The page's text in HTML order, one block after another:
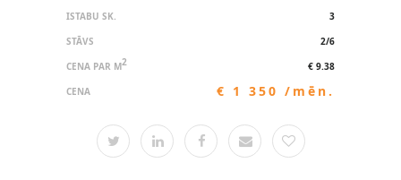
ISTABU SK.
3
STĀVS
2/6
CENA PAR M2
€ 9.38
CENA
€ 1 350 /mēn.